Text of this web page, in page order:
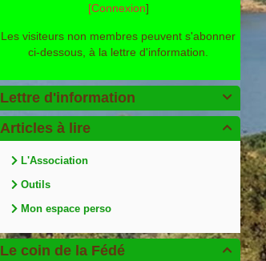
[Connexion]
Les visiteurs non membres peuvent s'abonner
ci-dessous, à la lettre d'information.

Lettre d'information

Articles à lire
L'Association
Outils
Mon espace perso

Le coin de la Fédé